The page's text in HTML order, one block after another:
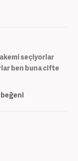
seçiyorlar
ben buna cifte
beğeni